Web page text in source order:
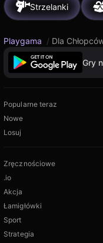
Strzelanki
Playgama / Dla
Gry
Popularne teraz
Nowe
Losuj
Zręcznościowe
.io
Akcja
Łamigłówki
Sport
Strategia